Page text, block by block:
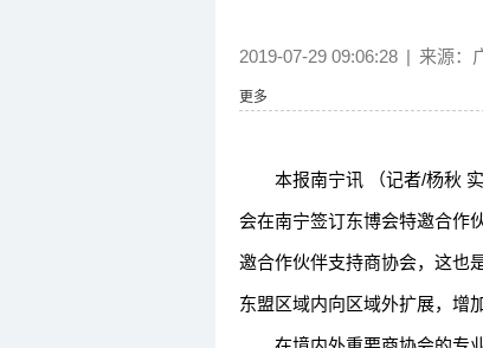
2019-07-29 09:06:28 | 来源：
更多
本报南宁讯 （记者/杨秋 实
会在南宁签订东博会特邀合作
邀合作伙伴支持商协会，这也
东盟区域内向区域外扩展，增